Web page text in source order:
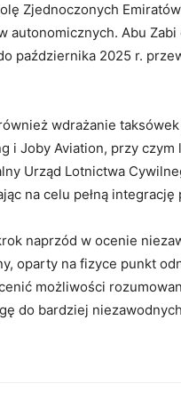
Zjednoczonych
autonomicznych. Abu Zabi
października 2025 r.
wdrażanie
i Joby Aviation, przy
Urząd Lotnictwa
na celu pełną
naprzód w ocenie
oparty na fizyce punkt
możliwości
do bardziej